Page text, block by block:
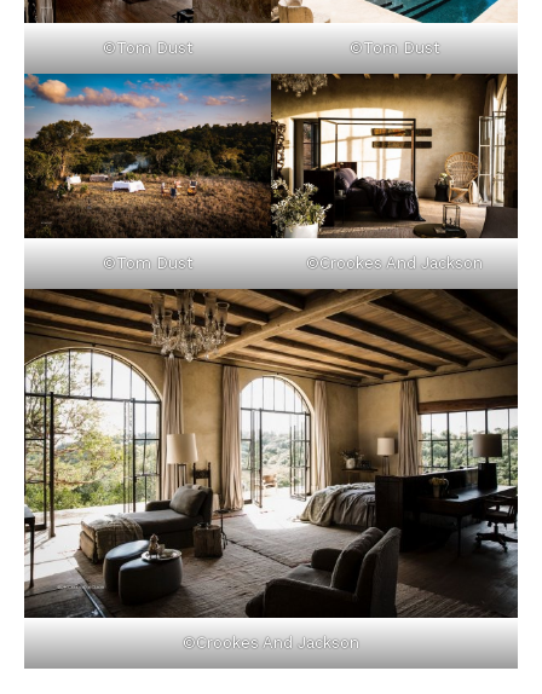
©Tom Dust ©Tom Dust
©Tom Dust ©Crookes And Jackson
©Crookes And Jackson